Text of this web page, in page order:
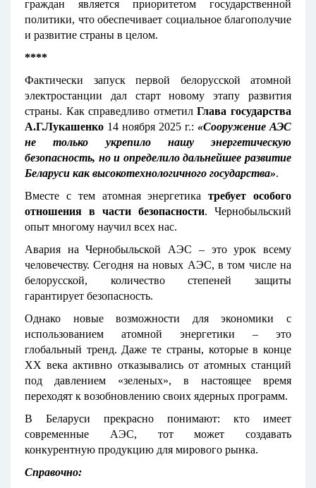
граждан является приоритетом государственной
политики, что обеспечивает социальное благополучие
и развитие страны в целом.
****
Фактически запуск первой белорусской атомной
электростанции дал старт новому этапу развития
страны. Как справедливо отметилГлава государства
А.Г.Лукашенко 14 ноября 2025 г.: «Сооружение АЭС
не только укрепило нашу энергетическую
безопасность, но и определило дальнейшее развитие
Беларуси как высокотехнологичного государства».
Вместе с тем атомная энергетикатребует особого
отношения в части безопасности. Чернобыльский
опыт многому научил всех нас.
Авария на Чернобыльской АЭС – это урок всему
человечеству. Сегодня на новых АЭС, в том числе на
белорусской, количество степеней защиты
гарантирует безопасность.
Однако новые возможности для экономики с
использованием атомной энергетики – это
глобальный тренд. Даже те страны, которые в конце
XX века активно отказывались от атомных станций
под давлением «зеленых», в настоящее время
переходят к возобновлению своих ядерных программ.
В Беларуси прекрасно понимают: кто имеет
современные АЭС, тот может создавать
конкурентную продукцию для мирового рынка.
Справочно: